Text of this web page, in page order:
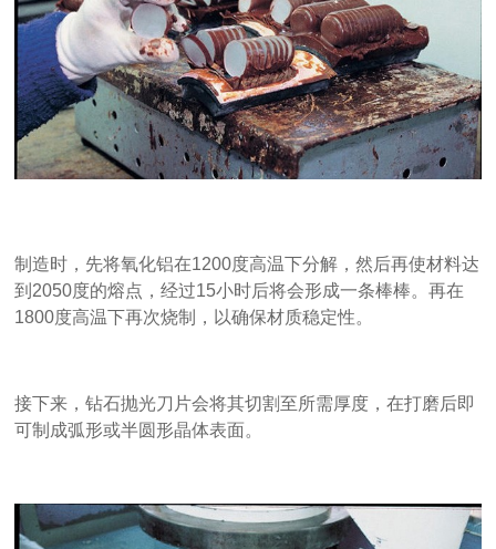
制造时，先将氧化铝在1200度高温下分解，然后再使材料达
到2050度的熔点，经过15小时后将会形成一条棒棒。再在
1800度高温下再次烧制，以确保材质稳定性。
接下来，钻石抛光刀片会将其切割至所需厚度，在打磨后即
可制成弧形或半圆形晶体表面。